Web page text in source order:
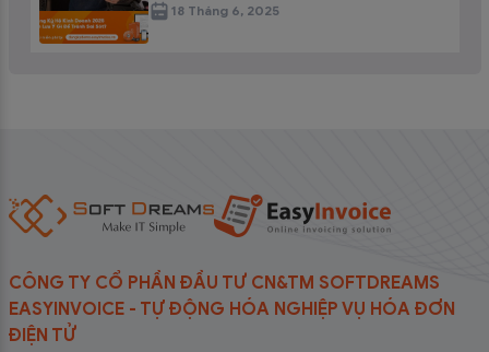
18 Tháng 6, 2025
CÔNG TY CỔ PHẦN ĐẦU TƯ CN&TM SOFTDREAMS
EASYINVOICE - TỰ ĐỘNG HÓA NGHIỆP VỤ HÓA ĐƠN
ĐIỆN TỬ